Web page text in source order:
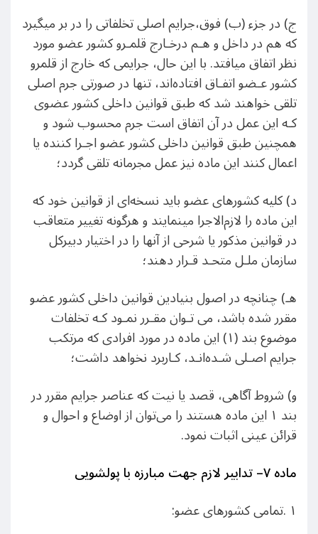
ج) در جزء (ب) فوق،جرایم اصلی تخلفاتی را در بر میگیرد
که هم در داخل و هـم درخـارج قلمـرو کشور عضو مورد
نظر اتفاق میافتد. با این حال، جرایمی که خارج از قلمرو
کشور عـضو اتفـاق افتاده‌اند، تنها در صورتی جرم اصلی
تلقی خواهند شد که طبق قوانین داخلی کشور عضوی
کـه این عمل در آن اتفاق است جرم محسوب شود و
همچنین طبق قوانین داخلی کشور عضو اجـرا کننده یا
اعمال کنند این ماده نیز عمل مجرمانه تلقی گردد؛
د) کلیه کشورهای عضو باید نسخه‌ای از قوانین خود که
این ماده را لازم‌الاجرا مینمایند و هرگونه تغییر متعاقب
در قوانین مذکور یا شرحی از آنها را در اختیار دبیرکل
سازمان ملـل متحـد قـرار دهند؛
هـ) چنانچه در اصول بنیادین قوانین داخلی کشور عضو
مقرر شده باشد، می تـوان مقـرر نمـود کـه تخلفات
موضوع بند (۱) این ماده در مورد افرادی که مرتکب
جرایم اصـلی شـده‌انـد، کـاربرد نخواهد داشت؛
و) شروط آگاهی، قصد یا نیت که عناصر جرایم مقرر در
بند ١ این ماده هستند را می‌توان از اوضاع و احوال و
قرائن عینی اثبات نمود.
ماده۷– تدابیر لازم جهت مبارزه با پولشویی
۱ .تمامی کشورهای عضو: